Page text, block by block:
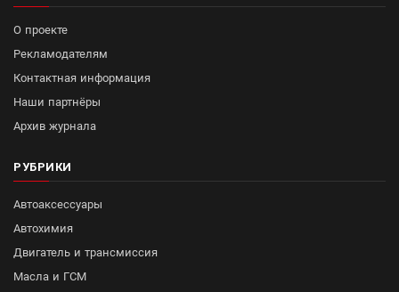
О проекте
Рекламодателям
Контактная информация
Наши партнёры
Архив журнала
РУБРИКИ
Автоаксессуары
Автохимия
Двигатель и трансмиссия
Масла и ГСМ